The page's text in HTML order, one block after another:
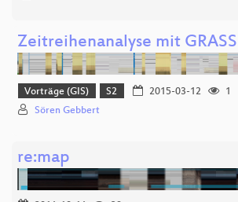
Zeitreihenanalyse mit
Vorträge (GIS) S2 2015-03-12
1
Sören Gebbert
re:map